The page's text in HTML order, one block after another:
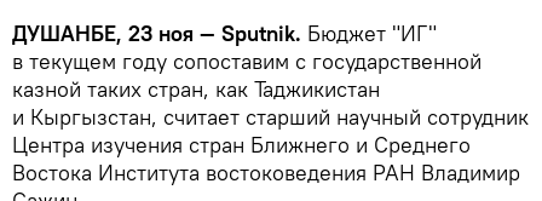
ДУШАНБЕ, 23 ноя — Sputnik. Бюджет "ИГ"
в текущем году сопоставим с государственной
казной таких стран, как Таджикистан
и Кыргызстан, считает старший научный сотрудник
Центра изучения стран Ближнего и Среднего
Востока Института востоковедения РАН Владимир